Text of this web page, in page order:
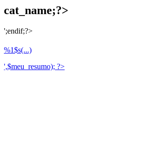
cat_name;?>
';endif;?>
%1$s(...)
',$meu_resumo); ?>